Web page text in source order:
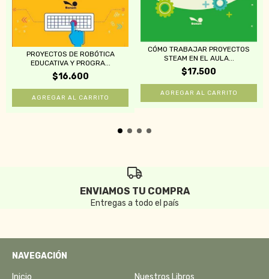
PROYECTOS DE ROBÓTICA
EDUCATIVA Y PROGRA...
$16.600
CÓMO TRABAJAR PROYECTOS
STEAM EN EL AULA...
$17.500
ENVIAMOS TU COMPRA
Entregas a todo el país
NAVEGACIÓN
Inicio Nuestros Libros